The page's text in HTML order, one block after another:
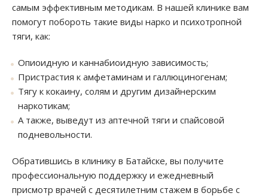
самым эффективным методикам. В нашей клинике вам
помогут побороть такие виды нарко и психотропной
тяги, как:
Опиоидную и каннабиоидную зависимость;
Пристрастия к амфетаминам и галлюциногенам;
Тягу к кокаину, солям и другим дизайнерским
наркотикам;
А также, выведут из аптечной тяги и спайсовой
подневольности.
Обратившись в клинику в Батайске, вы получите
профессиональную поддержку и ежедневный
присмотр врачей с десятилетним стажем в борьбе с